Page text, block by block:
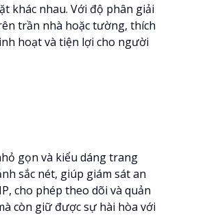
khác nhau. Với độ phân giải
trần nhà hoặc tường, thích
hoạt và tiện lợi cho người
gọn và kiểu dáng trang
sắc nét, giúp giám sát an
cho phép theo dõi và quản
còn giữ được sự hài hòa với